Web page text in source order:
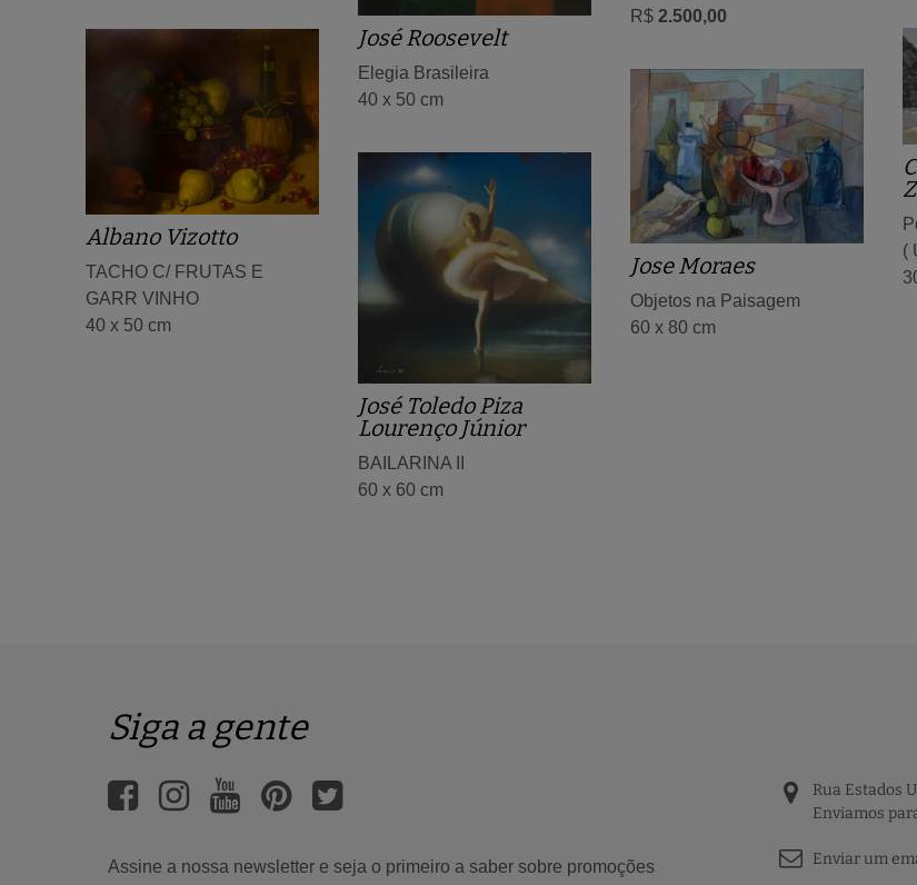
José Roosevelt
Elegia Brasileira
40 x 50 cm
R$ 2.500,00
(
Albano Vizotto
TACHO C/ FRUTAS E
GARR VINHO
40 x 50 cm
Jose Moraes
Objetos na Paisagem
60 x 80 cm
José Toledo Piza
Lourenço Júnior
BAILARINA II
60 x 60 cm
Siga a gente
Assine a nossa newsletter e seja o primeiro a saber sobre promoções
Rua Estados
Enviamos
Enviar um